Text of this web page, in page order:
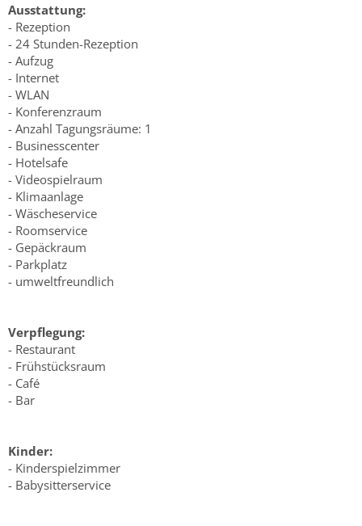
Ausstattung:
- Rezeption
- 24 Stunden-Rezeption
- Aufzug
- Internet
- WLAN
- Konferenzraum
- Anzahl Tagungsräume: 1
- Businesscenter
- Hotelsafe
- Videospielraum
- Klimaanlage
- Wäscheservice
- Roomservice
- Gepäckraum
- Parkplatz
- umweltfreundlich
Verpflegung:
- Restaurant
- Frühstücksraum
- Café
- Bar
Kinder:
- Kinderspielzimmer
- Babysitterservice